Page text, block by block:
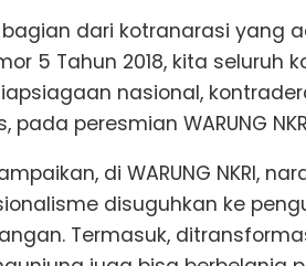
bagian dari kotranarasi yang
5 Tahun 2018, kita seluruh
nasional,
pada peresmian WARUNG
di WARUNG NKRI,
disuguhkan ke
Termasuk,